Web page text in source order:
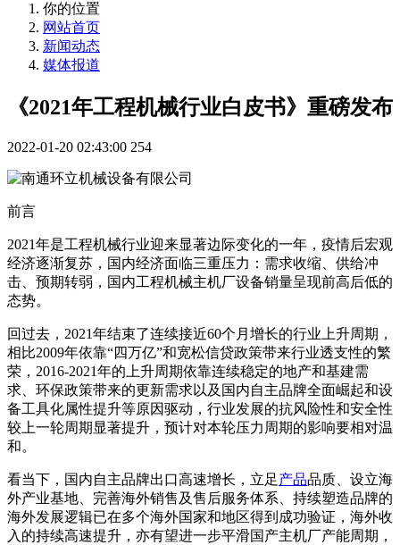
你的位置
网站首页
新闻动态
媒体报道
《2021年工程机械行业白皮书》重磅发布
2022-01-20 02:43:00 254
前言
2021年是工程机械行业迎来显著边际变化的一年，疫情后宏观
经济逐渐复苏，国内经济面临三重压力：需求收缩、供给冲
击、预期转弱，国内工程机械主机厂设备销量呈现前高后低的
态势。
回过去，2021年结束了连续接近60个月增长的行业上升周期，
相比2009年依靠“四万亿”和宽松信贷政策带来行业透支性的繁
荣，2016-2021年的上升周期依靠连续稳定的地产和基建需
求、环保政策带来的更新需求以及国内自主品牌全面崛起和设
备工具化属性提升等原因驱动，行业发展的抗风险性和安全性
较上一轮周期显著提升，预计对本轮压力周期的影响要相对温
和。
看当下，国内自主品牌出口高速增长，立足产品品质、设立海
外产业基地、完善海外销售及售后服务体系、持续塑造品牌的
海外发展逻辑已在多个海外国家和地区得到成功验证，海外收
入的持续高速提升，亦有望进一步平滑国产主机厂产能周期，